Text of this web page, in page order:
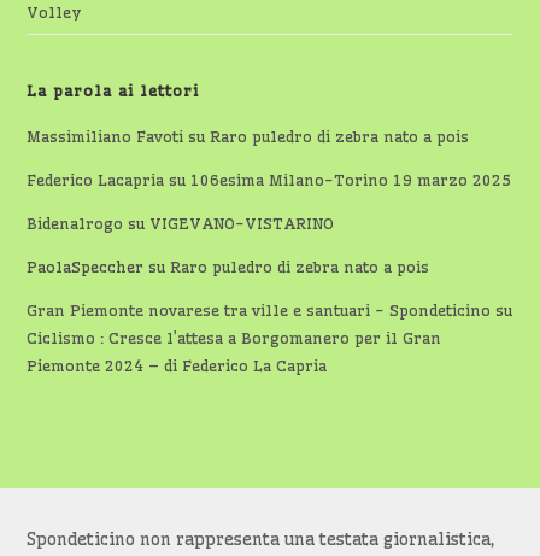
Volley
La parola ai lettori
Massimiliano Favoti suRaro puledro di zebra nato a pois
Federico Lacapria su 106esima Milano-Torino 19 marzo 2025
Bidenalrogo su VIGEVANO-VISTARINO
PaolaSpeccher suRaro puledro di zebra nato a pois
Gran Piemonte novarese tra ville e santuari - Spondeticino su
Ciclismo : Cresce l’attesa a Borgomanero per il Gran
Piemonte 2024 – di Federico La Capria
Spondeticino non rappresenta una testata giornalistica,